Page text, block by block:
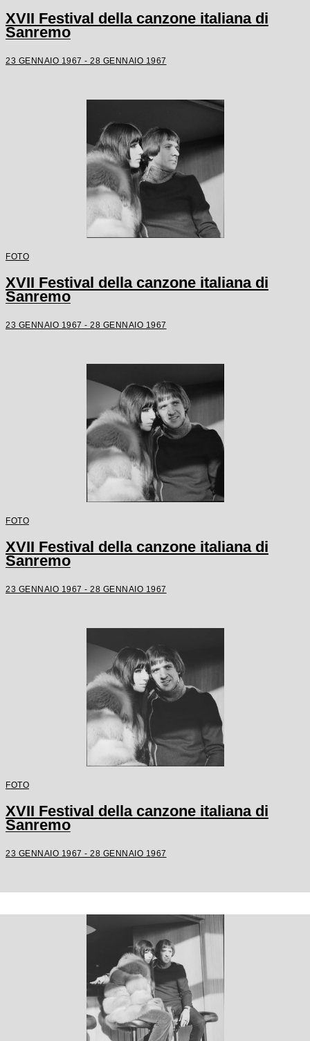
XVII Festival della canzone italiana di
Sanremo
23 GENNAIO 1967 - 28 GENNAIO 1967
FOTO
XVII Festival della canzone italiana di
Sanremo
23 GENNAIO 1967 - 28 GENNAIO 1967
FOTO
XVII Festival della canzone italiana di
Sanremo
23 GENNAIO 1967 - 28 GENNAIO 1967
FOTO
XVII Festival della canzone italiana di
Sanremo
23 GENNAIO 1967 - 28 GENNAIO 1967